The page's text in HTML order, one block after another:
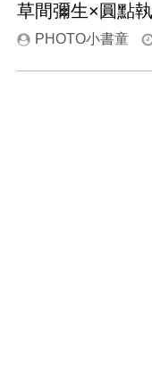
草間彌生×圓點
PHOTO小書童